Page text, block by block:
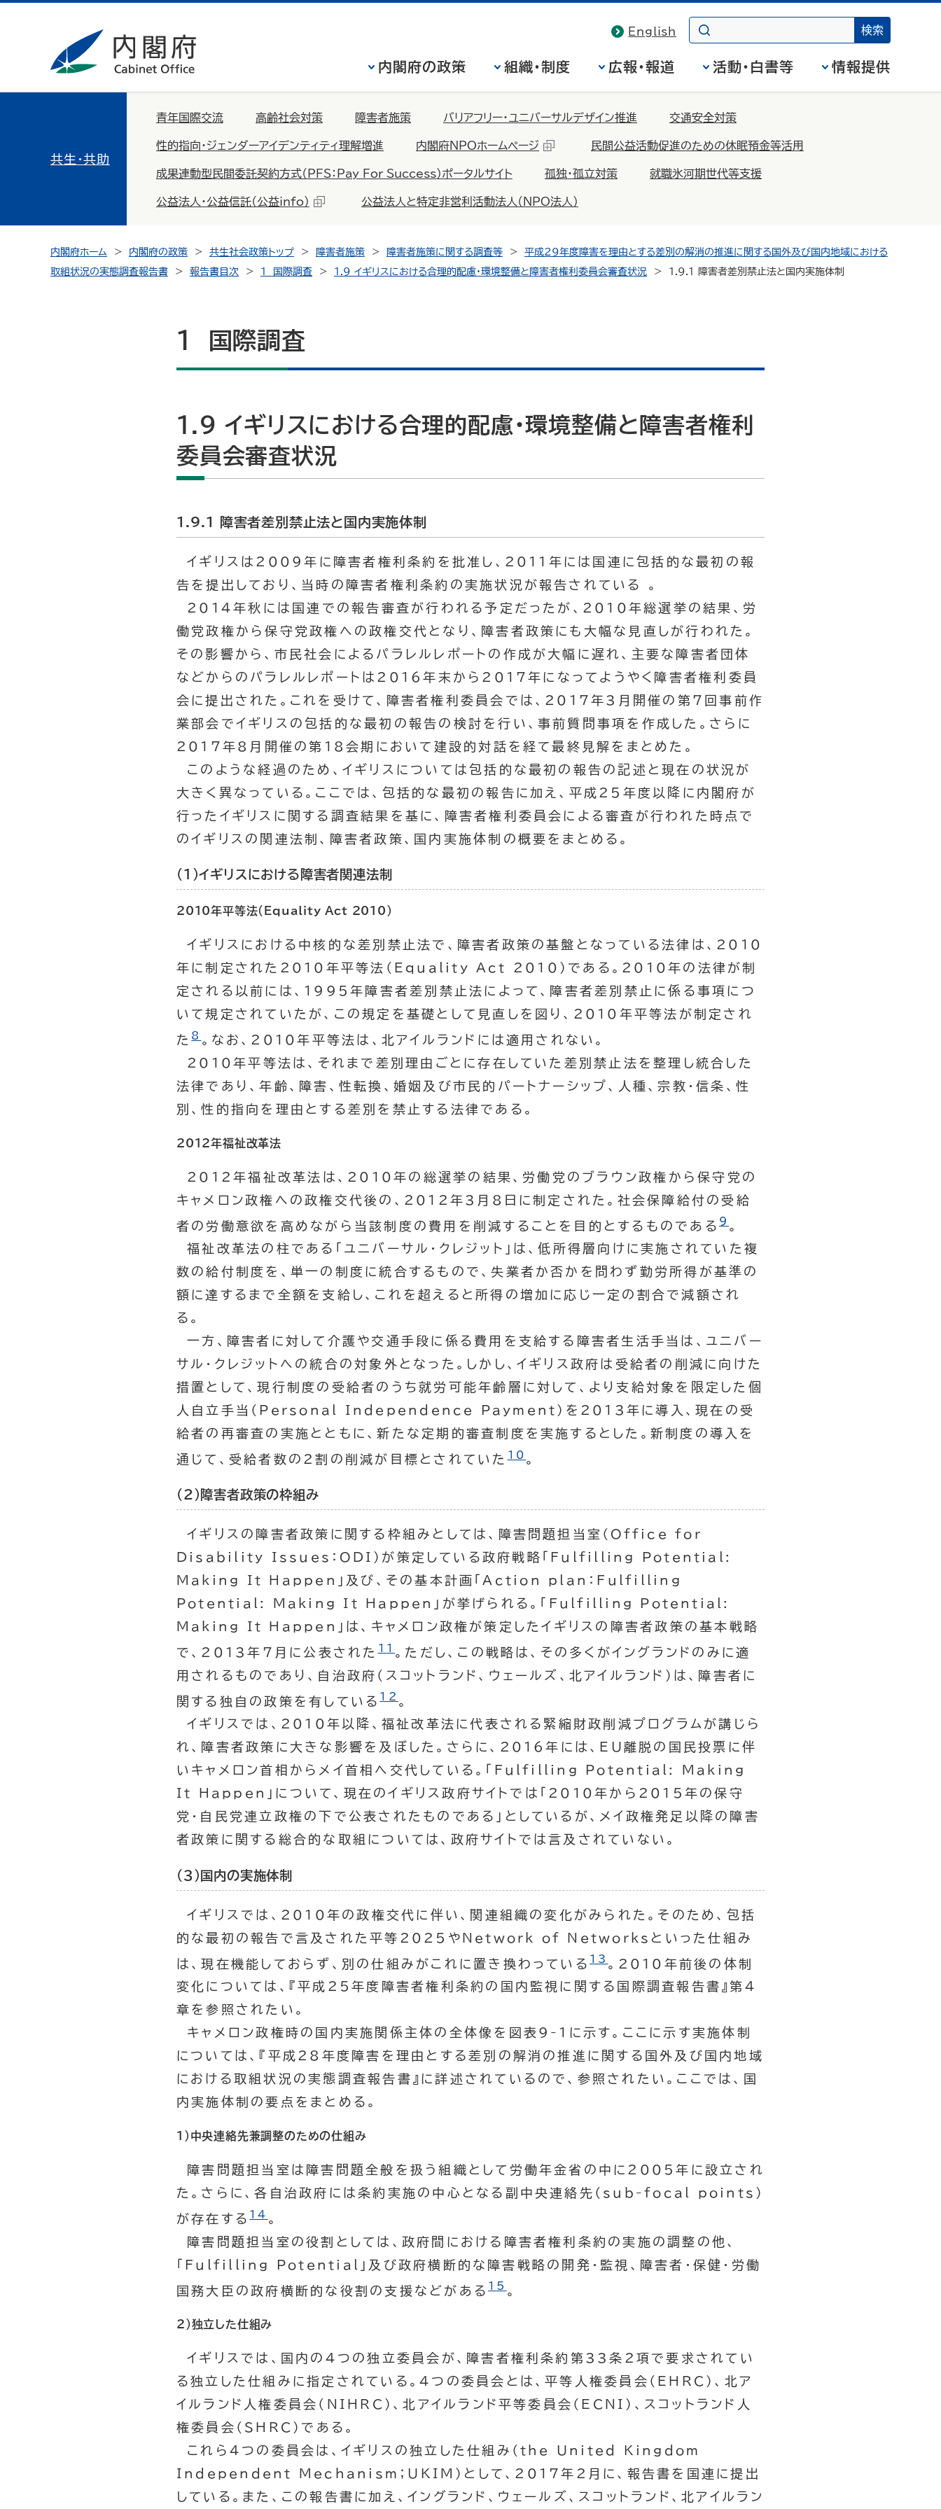
English
内閣府の政策 組織・制度 広報・報道 活動・白書等 情報提供
共生・共助
青年国際交流 高齢社会対策 障害者施策 バリアフリー・ユニバーサルデザイン推進 交通安全対策
性的指向・ジェンダーアイデンティティ理解増進 内閣府NPOホームページ 民間公益活動促進のための休眠預金等活用
成果連動型民間委託契約方式（PFS：Pay For Success）ポータルサイト 孤独・孤立対策 就職氷河期世代等支援
公益法人・公益信託（公益info） 公益法人と特定非営利活動法人（NPO法人）
内閣府ホーム 内閣府の政策 共生社会政策トップ 障害者施策 障害者施策に関する調査等
平成29年度障害を理由とする差別の解消の推進に関する国外及び国内地域における
取組状況の実態調査報告書
報告書目次 1 国際調査 1.9 イギリスにおける合理的配慮・環境整備と障害者権利委員会審査状況 1.9.1 障害者差別禁止法と国内実施体制
1 国際調査
1.9 イギリスにおける合理的配慮・環境整備と障害者権利
委員会審査状況
1.9.1 障害者差別禁止法と国内実施体制
イギリスは2009年に障害者権利条約を批准し、2011年には国連に包括的な最初の報
告を提出しており、当時の障害者権利条約の実施状況が報告されている 。
2014年秋には国連での報告審査が行われる予定だったが、2010年総選挙の結果、労
働党政権から保守党政権への政権交代となり、障害者政策にも大幅な見直しが行われた。
その影響から、市民社会によるパラレルレポートの作成が大幅に遅れ、主要な障害者団体
などからのパラレルレポートは2016年末から2017年になってようやく障害者権利委員
会に提出された。これを受けて、障害者権利委員会では、2017年3月開催の第7回事前作
業部会でイギリスの包括的な最初の報告の検討を行い、事前質問事項を作成した。さらに
2017年8月開催の第18会期において建設的対話を経て最終見解をまとめた。
このような経過のため、イギリスについては包括的な最初の報告の記述と現在の状況が
大きく異なっている。ここでは、包括的な最初の報告に加え、平成25年度以降に内閣府が
行ったイギリスに関する調査結果を基に、障害者権利委員会による審査が行われた時点で
のイギリスの関連法制、障害者政策、国内実施体制の概要をまとめる。
（１）イギリスにおける障害者関連法制
2010年平等法（ Equality Act 2010 ）
イギリスにおける中核的な差別禁止法で、障害者政策の基盤となっている法律は、2010
年に制定された2010年平等法（ Equality Act 2010 ）である。2010年の法律が制
定される以前には、1995年障害者差別禁止法によって、障害者差別禁止に係る事項につ
いて規定されていたが、この規定を基礎として見直しを図り、2010年平等法が制定され
た8 。なお、2010年平等法は、北アイルランドには適用されない。
2010年平等法は、それまで差別理由ごとに存在していた差別禁止法を整理し統合した
法律であり、年齢、障害、性転換、婚姻及び市民的パートナーシップ、人種、宗教・信条、性
別、性的指向を理由とする差別を禁止する法律である。
2012年福祉改革法
2012年福祉改革法は、2010年の総選挙の結果、労働党のブラウン政権から保守党の
キャメロン政権への政権交代後の、2012年3月8日に制定された。社会保障給付の受給
者の労働意欲を高めながら当該制度の費用を削減することを目的とするものである9 。
福祉改革法の柱である「ユニバーサル・クレジット」は、低所得層向けに実施されていた複
数の給付制度を、単一の制度に統合するもので、失業者か否かを問わず勤労所得が基準の
額に達するまで全額を支給し、これを超えると所得の増加に応じ一定の割合で減額され
る。
一方、障害者に対して介護や交通手段に係る費用を支給する障害者生活手当は、ユニバー
サル・クレジットへの統合の対象外となった。しかし、イギリス政府は受給者の削減に向けた
措置として、現行制度の受給者のうち就労可能年齢層に対して、より支給対象を限定した個
人自立手当（ Personal Independence Payment ）を2013年に導入、現在の受
給者の再審査の実施とともに、新たな定期的審査制度を実施するとした。新制度の導入を
通じて、受給者数の2割の削減が目標とされていた10 。
（２）障害者政策の枠組み
イギリスの障害者政策に関する枠組みとしては、障害問題担当室（Office for
Disability Issues：ODI ）が策定している政府戦略「
Fulfilling Potential:
Making It Happen 」及び、その基本計画「 Action plan：Fulfilling
Potential: Making It Happen 」が挙げられる。「
Fulfilling Potential:
Making It Happen 」は、キャメロン政権が策定したイギリスの障害者政策の基本戦略
で、2013年7月に公表された11 。ただし、この戦略は、その多くがイングランドのみに適
用されるものであり、自治政府（スコットランド、ウェールズ、北アイルランド）は、障害者に
関する独自の政策を有している12 。
イギリスでは、2010年以降、福祉改革法に代表される緊縮財政削減プログラムが講じら
れ、障害者政策に大きな影響を及ぼした。さらに、2016年には、EU離脱の国民投票に伴
いキャメロン首相からメイ首相へ交代している。「
Fulfilling Potential: Making
It Happen 」について、現在のイギリス政府サイトでは「2010年から2015年の保守
党・自民党連立政権の下で公表されたものである」としているが、メイ政権発足以降の障害
者政策に関する総合的な取組については、政府サイトでは言及されていない。
（３）国内の実施体制
イギリスでは、2010年の政権交代に伴い、関連組織の変化がみられた。そのため、包括
的な最初の報告で言及された平等2025や Network of Networks といった仕組み
は、現在機能しておらず、別の仕組みがこれに置き換わっている 13 。2010年前後の体制
変化については、『平成25年度障害者権利条約の国内監視に関する国際調査報告書』第4
章を参照されたい。
キャメロン政権時の国内実施関係主体の全体像を図表9-1に示す。ここに示す実施体制
については、『平成28年度障害を理由とする差別の解消の推進に関する国外及び国内地域
における取組状況の実態調査報告書』に詳述されているので、参照されたい。ここでは、国
内実施体制の要点をまとめる。
1）中央連絡先兼調整のための仕組み
障害問題担当室は障害問題全般を扱う組織として労働年金省の中に2005年に設立され
た。さらに、各自治政府には条約実施の中心となる副中央連絡先（ sub-focal points ）
が存在する14 。
障害問題担当室の役割としては、政府間における障害者権利条約の実施の調整の他、
Fulfilling Potential 」及び政府横断的な障害戦略の開発・監視、障害者・保健・労働
国務大臣の政府横断的な役割の支援などがある15 。
2）独立した仕組み
イギリスでは、国内の4つの独立委員会が、障害者権利条約第33条2項で要求されてい
る独立した仕組みに指定されている。4つの委員会とは、平等人権委員会（ EHRC ）、北ア
イルランド人権委員会（ NIHRC ）、北アイルランド平等委員会（ ECNI ）、スコットランド人
権委員会（ SHRC ）である。
これら4つの委員会は、イギリスの独立した仕組み（the United Kingdom
Independent Mechanism；UKIM ）として、2017年2月に、報告書を国連に提出
している。また、この報告書に加え、イングランド、ウェールズ、スコットランド、北アイルラン